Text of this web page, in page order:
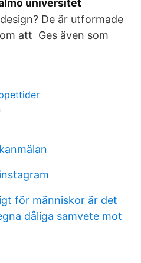
universitet
De är utformade
att Ges även som
för människor är det
dåliga samvete mot